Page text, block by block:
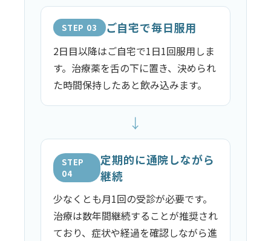
STEP 03 ご自宅で毎日服用
2日目以降はご自宅で1日1回服用しま
す。治療薬を舌の下に置き、決められ
た時間保持したあと飲み込みます。
↓
STEP
04
定期的に通院しながら
継続
少なくとも月1回の受診が必要です。
治療は数年間継続することが推奨され
ており、症状や経過を確認しながら進